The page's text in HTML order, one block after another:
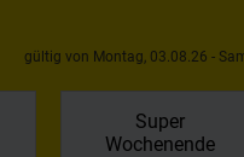
gültig von Montag, 03.08.26 -
Super
Wochenende